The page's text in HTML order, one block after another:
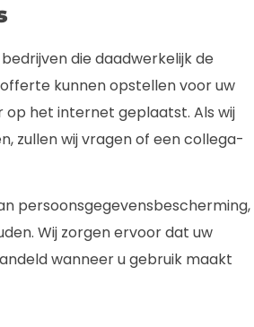
die daadwerkelijk de
kunnen opstellen voor uw
op het internet geplaatst. Als wij
zullen wij vragen of een collega-
persoonsgegevensbescherming,
Wij zorgen ervoor dat uw
wanneer u gebruik maakt